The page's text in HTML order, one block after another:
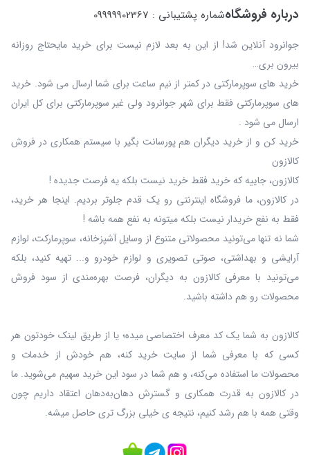
درباره فروشگاهشماره پشتیبانی : 09999902367
جوانرود آنلاین شد! از این به بعد لازم نیست برای خرید مایحتاج روزانه
بیرون بری…
خرید های سوپرمارکتی در کمتر از نیم ساعت برای شما ارسال می شود. خرید
های سوپرمارکتی فقط برای شهر جوانرود ولی غیر سوپرمارکتی برای کل ایران
ارسال می شود .
خرید کن و از خرید دیگران هم پورسانت بگیر با سیستم همکاری در فروش
کالازون
کالازون، جاییه که خرید فقط خرید نیست بلکه یه فرصت جدیده !
در کالازون، ما فروشگاه اینترنتی رو یک قدم جلوتر بردیم. اینجا هر خرید،
فقط به نفع خریدار نیست بلکه میتونه به نفع همه باشه !
شما نه‌ تنها می‌تونید محصولاتی متنوع از وسایل آشپزخانه، سوپرمارکت، لوازم
آرایشی و بهداشتی، صوتی تصویری و لوازم خودرو و... تهیه کنید، بلکه
می‌تونید با معرفی کالازون به دیگران، فرصت بهره‌مندی از سود فروش
محصولات رو هم داشته باشید.
کالازون به شما یک کد معرف اختصاصی میده؛ یا از طریق لینک خودتون هر
کسی که با معرفی شما از سایت خرید کنه، هم خودش از خدمات و
محصولات ما استفاده می‌کنه، و هم شما در سود این خرید سهیم می‌شوید. ما
در کالازون به قدرت همکاری و گسترش دهان‌به‌دهان اعتقاد داریم چون
وقتی همه با هم رشد کنیم، نتیجه ی خیلی بزرگ‌ تری حاصل میشه.